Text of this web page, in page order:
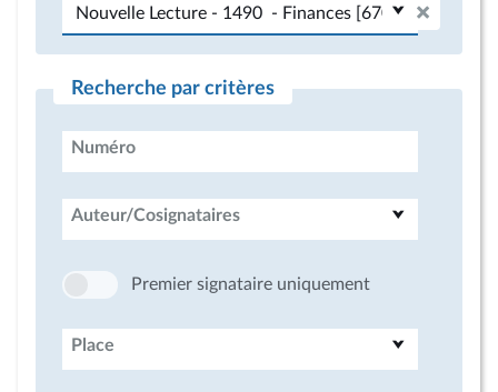
Recherche par critères
Numéro
Auteur/Cosignataires
Premier signataire uniquement
Place